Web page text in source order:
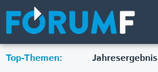
Top-Themen: Jahresergebnis